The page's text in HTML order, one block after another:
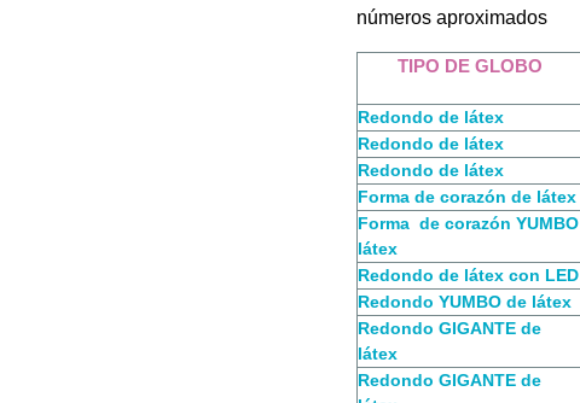
números aproximados
TIPO DE GLOBO
Redondo de látex
Redondo de látex
Redondo de látex
Forma de corazón de látex
Forma de corazón YUMBO
látex
Redondo de látex con LED
Redondo YUMBO de látex
Redondo GIGANTE de
látex
Redondo GIGANTE de